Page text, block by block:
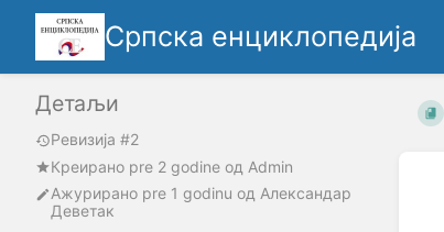
Српска енциклопедија
Детаљи
Ревизија #2
Креирано pre 2 godine oд Admin
Ажурирано pre 1 godinu од Александар
Деветак